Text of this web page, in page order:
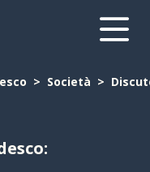
Società